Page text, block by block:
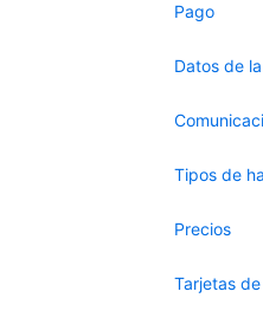
Pago
Datos de
Tipos de
Precios
Tarjetas